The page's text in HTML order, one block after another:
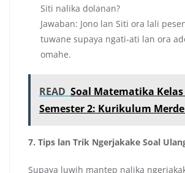
Siti nalika dolanan?
Jawaban: Jono lan Siti ora lali
tuwane supaya ngati-ati lan ora
omahe.
READ Soal Matematika Kelas
Semester 2: Kurikulum
7. Tips lan Trik Ngerjakake Soal
Supaya luwih mantep nalika